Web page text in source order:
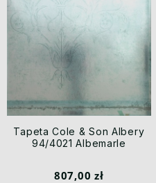
Tapeta Cole & Son Albery
94/4021 Albemarle
807,00 zł